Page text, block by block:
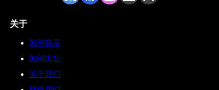
关于
如何购买
如何出售
关于我们